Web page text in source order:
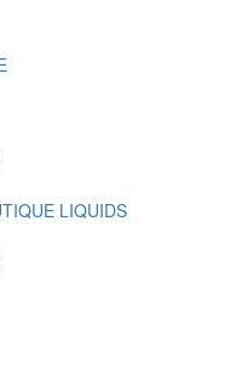
LIQUIDS